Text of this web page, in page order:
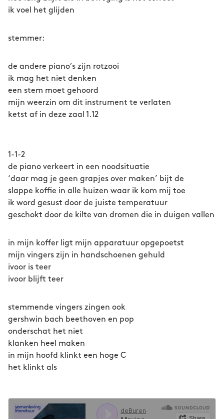
ik voel het glijden
stemmer:
de andere piano’s zijn rotzooi
ik mag het niet denken
een stem moet gehoord
mijn weerzin om dit instrument te verlaten
ketst af in deze zaal 1.12
1-1-2
de piano verkeert in een noodsituatie
‘daar mag je geen grapjes over maken’ bijt de
slappe koffie in alle huizen waar ik kom mij toe
ik word gesust door de juiste temperatuur
geschokt door de kilte van dromen die in duigen vallen
in mijn koffer ligt mijn apparatuur opgepoetst
mijn vingers zijn in handschoenen gehuld
ivoor is teer
ivoor blijft teer
stemmende vingers zingen ook
gershwin bach beethoven en pop
onderschat het niet
klanken heel maken
in mijn hoofd klinkt een hoge C
het klinkt als